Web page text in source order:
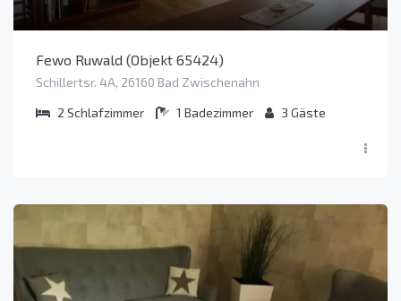
Fewo Ruwald (Objekt 65424)
Schillertsr. 4A, 26160 Bad Zwischenahn
2 Schlafzimmer 1 Badezimmer 3 Gäste